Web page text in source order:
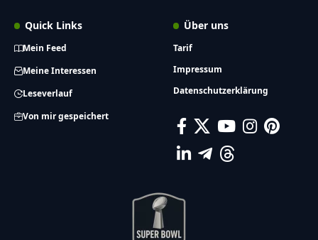
Quick Links
Mein Feed
Meine Interessen
Leseverlauf
Von mir gespeichert
Über uns
Tarif
Impressum
Datenschutzerklärung